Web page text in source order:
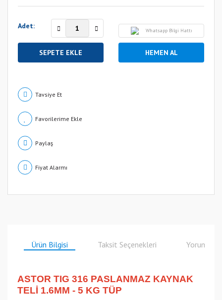
Adet:
Whatsapp Bilgi Hattı
SEPETE EKLE HEMEN AL
Tavsiye Et
Paylaş
Fiyat Alarmı
Ürün Bilgisi Taksit Seçenekleri Yorumlar
ASTOR TIG 316 PASLANMAZ KAYNAK
TELİ 1.6MM - 5 KG TÜP